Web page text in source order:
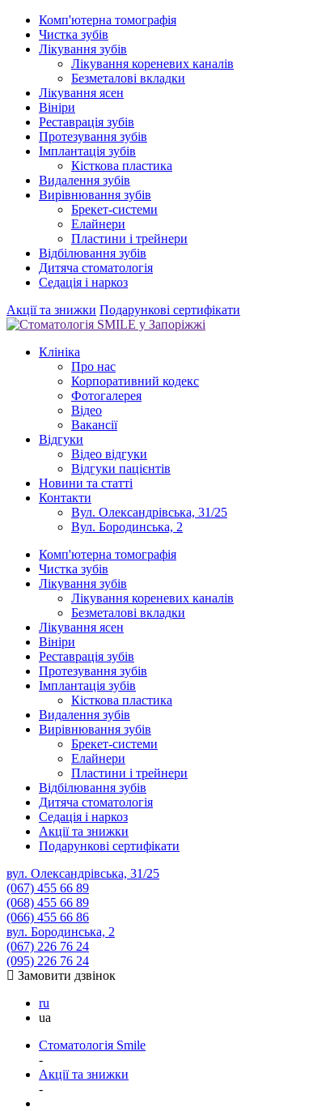
Комп'ютерна томографія
Чистка зубів
Лікування зубів
Лікування кореневих каналів
Безметалові вкладки
Лікування ясен
Вініри
Реставрація зубів
Протезування зубів
Імплантація зубів
Кісткова пластика
Видалення зубів
Вирівнювання зубів
Брекет-системи
Елайнери
Пластини і трейнери
Відбілювання зубів
Дитяча стоматологія
Седація і наркоз
Акції та знижки Подарункові сертифікати
Клініка
Про нас
Корпоративний кодекс
Фотогалерея
Відео
Вакансії
Відгуки
Відео відгуки
Відгуки пацієнтів
Новини та статті
Контакти
Вул. Олександрівська, 31/25
Вул. Бородинська, 2
Комп'ютерна томографія
Чистка зубів
Лікування зубів
Лікування кореневих каналів
Безметалові вкладки
Лікування ясен
Вініри
Реставрація зубів
Протезування зубів
Імплантація зубів
Кісткова пластика
Видалення зубів
Вирівнювання зубів
Брекет-системи
Елайнери
Пластини і трейнери
Відбілювання зубів
Дитяча стоматологія
Седація і наркоз
Акції та знижки
Подарункові сертифікати
вул. Олександрівська, 31/25
(067) 455 66 89
(068) 455 66 89
(066) 455 66 86
вул. Бородинська, 2
(067) 226 76 24
(095) 226 76 24
Замовити дзвінок
ru
ua
Стоматологія Smile
-
Акції та знижки
-